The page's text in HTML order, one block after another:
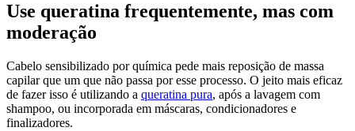
Use queratina frequentemente, mas com
moderação
Cabelo sensibilizado por química pede mais reposição de massa
capilar que um que não passa por esse processo. O jeito mais eficaz
de fazer isso é utilizando a queratina pura, após a lavagem com
shampoo, ou incorporada em máscaras, condicionadores e
finalizadores.